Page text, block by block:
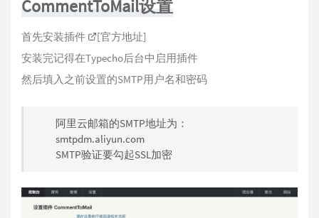
密码不能包含符号，不然会报错。
到这里邮件推送就配置完成了
CommentToMail设置
首先安装插件 [官方地址]
安装完记得在Typecho后台中启用插件
然后填入之前设置的SMTP用户名和密码